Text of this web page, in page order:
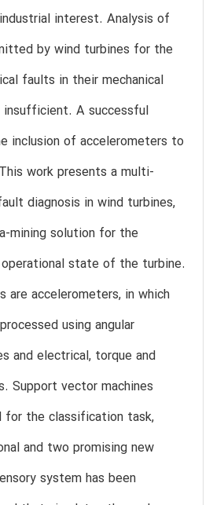
interest. Analysis of
by wind turbines for the
faults in their mechanical
insufficient. A successful
inclusion of accelerometers to
work presents a multi-
diagnosis in wind turbines,
mining solution for the
state of the turbine.
are accelerometers, in which
using angular
and electrical, torque and
Support vector machines
for the classification task,
and two promising new
system has been